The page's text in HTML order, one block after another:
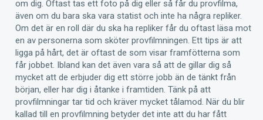
om dig. Oftast tas ett foto på dig eller så får du provfilma,
även om du bara ska vara statist och inte ha några repliker.
Om det är en roll där du ska ha repliker får du oftast läsa mot
en av personerna som sköter provfilmningen. Ett tips är att
ligga på hårt, det är oftast de som visar framfötterna som
får jobbet. Ibland kan det även vara så att de gillar dig så
mycket att de erbjuder dig ett större jobb än de tänkt från
början, eller har dig i åtanke i framtiden. Tänk på att
provfilmningar tar tid och kräver mycket tålamod. När du blir
kallad till en provfilmning betyder det inte att du har fått